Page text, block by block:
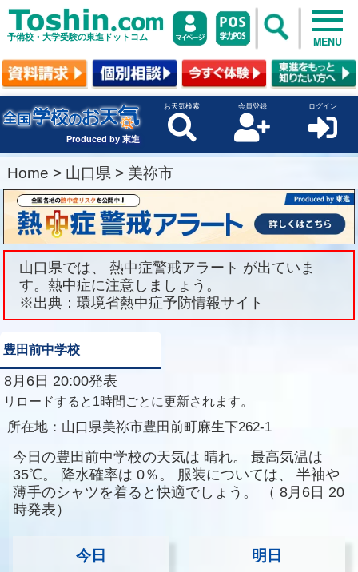
予備校・大学受験の東進ドットコム MENU
Produced by 東進
お天気検索 会員登録 ログイン
Home > 山口県 > 美祢市
山口県では、 熱中症警戒アラート が出ていま
す。熱中症に注意しましょう。
※出典：環境省熱中症予防情報サイト
豊田前中学校
8月6日 20:00発表
リロードすると1時間ごとに更新されます。
所在地： 山口県美祢市豊田前町麻生下262-1
今日の豊田前中学校の天気は 晴れ。
最高気温は
35℃。
降水確率は 0％。 服装については、
半袖や
薄手のシャツを着ると快適でしょう。
（ 8月6日 20
時発表）
今日 明日